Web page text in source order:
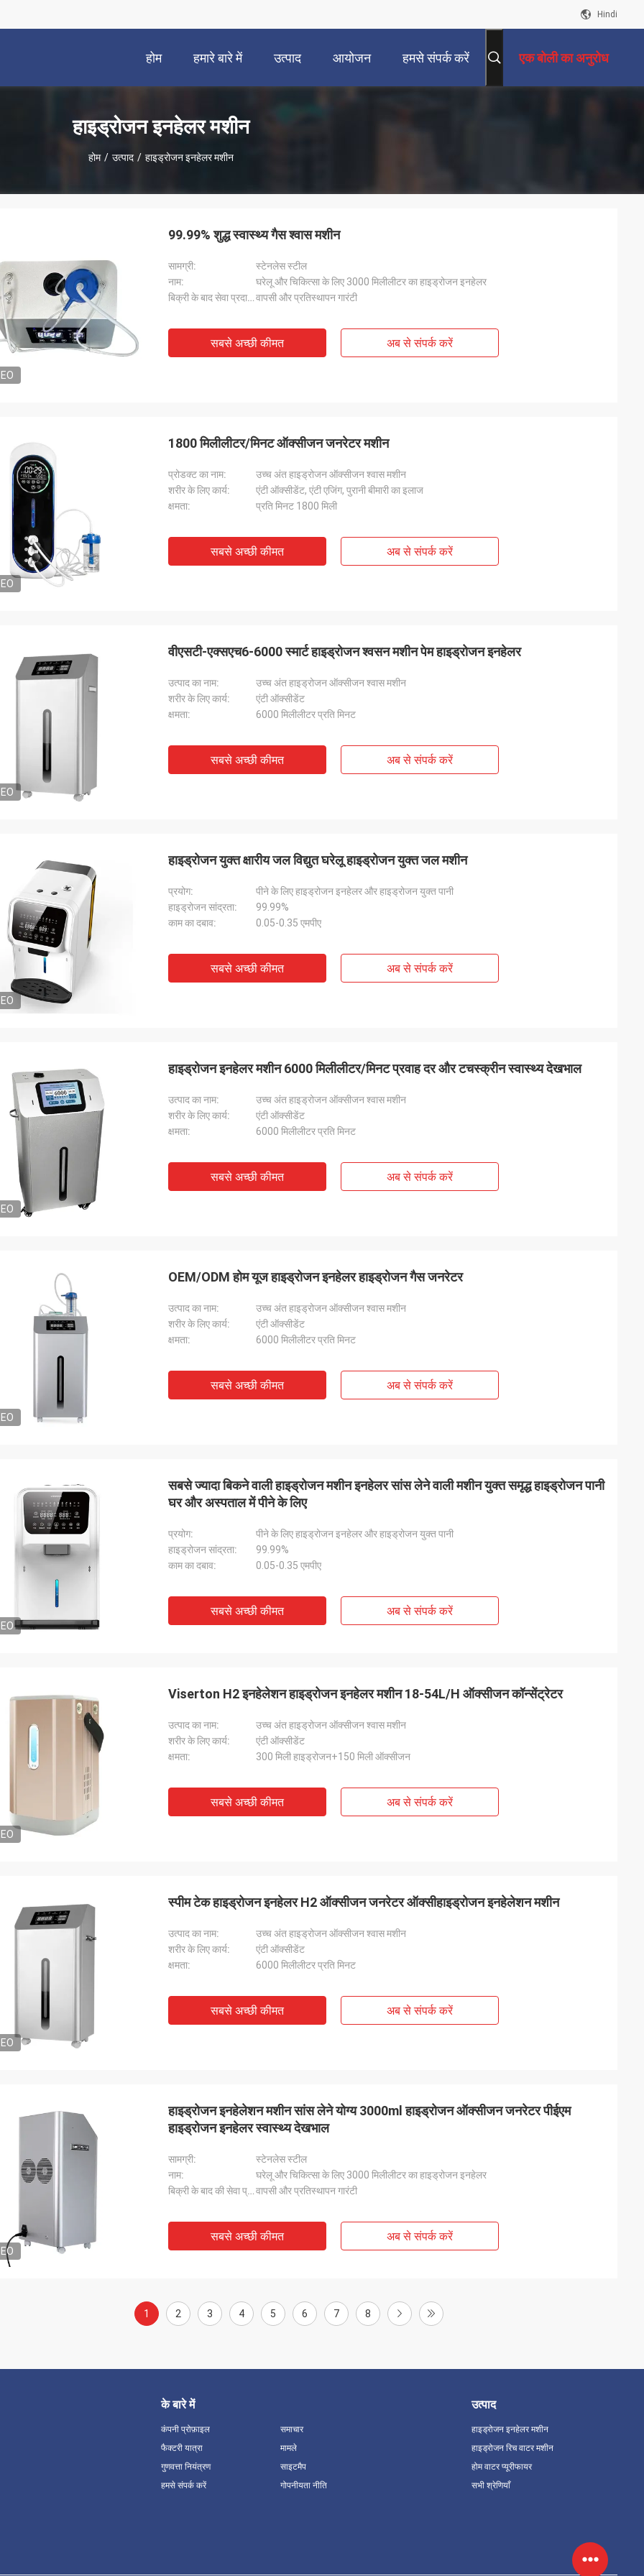
Hindi
होम हमारे बारे में उत्पाद आयोजन हमसे संपर्क करें एक बोली का अनुरोध
हाइड्रोजन इनहेलर मशीन
होम / उत्पाद / हाइड्रोजन इनहेलर मशीन
99.99% शुद्ध स्वास्थ्य गैस श्वास मशीन
सामग्री:
स्टेनलेस स्टील
नाम:
घरेलू और चिकित्सा के लिए 3000 मिलीलीटर का हाइड्रोजन इनहेलर
बिक्री के बाद सेवा प्रदान की गई:वापसी और प्रतिस्थापन गारंटी
सबसे अच्छी कीमत अब से संपर्क करें
1800 मिलीलीटर/मिनट ऑक्सीजन जनरेटर मशीन
प्रोडक्ट का नाम:
उच्च अंत हाइड्रोजन ऑक्सीजन श्वास मशीन
शरीर के लिए कार्य:
एंटी ऑक्सीडेंट, एंटी एजिंग, पुरानी बीमारी का इलाज
क्षमता:
प्रति मिनट 1800 मिली
सबसे अच्छी कीमत अब से संपर्क करें
वीएसटी-एक्सएच6-6000 स्मार्ट हाइड्रोजन श्वसन मशीन पेम हाइड्रोजन इनहेलर
उत्पाद का नाम:
उच्च अंत हाइड्रोजन ऑक्सीजन श्वास मशीन
शरीर के लिए कार्य:
एंटी ऑक्सीडेंट
क्षमता:
6000 मिलीलीटर प्रति मिनट
सबसे अच्छी कीमत अब से संपर्क करें
हाइड्रोजन युक्त क्षारीय जल विद्युत घरेलू हाइड्रोजन युक्त जल मशीन
प्रयोग:
पीने के लिए हाइड्रोजन इनहेलर और हाइड्रोजन युक्त पानी
हाइड्रोजन सांद्रता:
99.99%
काम का दबाव:
0.05-0.35 एमपीए
सबसे अच्छी कीमत अब से संपर्क करें
हाइड्रोजन इनहेलर मशीन 6000 मिलीलीटर/मिनट प्रवाह दर और टचस्क्रीन स्वास्थ्य देखभाल
उत्पाद का नाम:
उच्च अंत हाइड्रोजन ऑक्सीजन श्वास मशीन
शरीर के लिए कार्य:
एंटी ऑक्सीडेंट
क्षमता:
6000 मिलीलीटर प्रति मिनट
सबसे अच्छी कीमत अब से संपर्क करें
OEM/ODM होम यूज हाइड्रोजन इनहेलर हाइड्रोजन गैस जनरेटर
उत्पाद का नाम:
उच्च अंत हाइड्रोजन ऑक्सीजन श्वास मशीन
शरीर के लिए कार्य:
एंटी ऑक्सीडेंट
क्षमता:
6000 मिलीलीटर प्रति मिनट
सबसे अच्छी कीमत अब से संपर्क करें
सबसे ज्यादा बिकने वाली हाइड्रोजन मशीन इनहेलर सांस लेने वाली मशीन युक्त समृद्ध हाइड्रोजन पानी
घर और अस्पताल में पीने के लिए
प्रयोग:
पीने के लिए हाइड्रोजन इनहेलर और हाइड्रोजन युक्त पानी
हाइड्रोजन सांद्रता:
99.99%
काम का दबाव:
0.05-0.35 एमपीए
सबसे अच्छी कीमत अब से संपर्क करें
Viserton H2 इनहेलेशन हाइड्रोजन इनहेलर मशीन 18-54L/H ऑक्सीजन कॉन्सेंट्रेटर
उत्पाद का नाम:
उच्च अंत हाइड्रोजन ऑक्सीजन श्वास मशीन
शरीर के लिए कार्य:
एंटी ऑक्सीडेंट
क्षमता:
300 मिली हाइड्रोजन+150 मिली ऑक्सीजन
सबसे अच्छी कीमत अब से संपर्क करें
स्पीम टेक हाइड्रोजन इनहेलर H2 ऑक्सीजन जनरेटर ऑक्सीहाइड्रोजन इनहेलेशन मशीन
उत्पाद का नाम:
उच्च अंत हाइड्रोजन ऑक्सीजन श्वास मशीन
शरीर के लिए कार्य:
एंटी ऑक्सीडेंट
क्षमता:
6000 मिलीलीटर प्रति मिनट
सबसे अच्छी कीमत अब से संपर्क करें
हाइड्रोजन इनहेलेशन मशीन सांस लेने योग्य 3000ml हाइड्रोजन ऑक्सीजन जनरेटर पीईएम
हाइड्रोजन इनहेलर स्वास्थ्य देखभाल
सामग्री:
स्टेनलेस स्टील
नाम:
घरेलू और चिकित्सा के लिए 3000 मिलीलीटर का हाइड्रोजन इनहेलर
बिक्री के बाद की सेवा प्रदान की:वापसी और प्रतिस्थापन गारंटी
सबसे अच्छी कीमत अब से संपर्क करें
1 2 3 4 5 6 7 8
के बारे में
कंपनी प्रोफ़ाइल
फैक्टरी यात्रा
गुणवत्ता नियंत्रण
हमसे संपर्क करें
समाचार
मामले
साइटमैप
गोपनीयता नीति
उत्पाद
हाइड्रोजन इनहेलर मशीन
हाइड्रोजन रिच वाटर मशीन
होम वाटर प्यूरीफायर
सभी श्रेणियाँ